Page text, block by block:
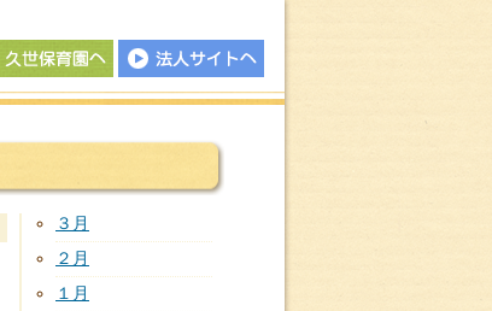
３月
２月
１月